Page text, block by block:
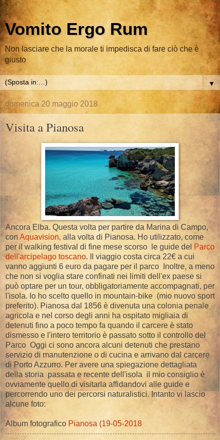
Vomito Ergo Rum
Non lasciare che la morale ti impedisca di fare ciò che è
giusto
▼
domenica 20 maggio 2018
Visita a Pianosa
Ancora Elba. Questa volta per partire da Marina di Campo,
con Aquavision, alla volta di Pianosa. Ho utilizzato, come
per il walking festival di fine mese scorso le guide del Parco
dell'arcipelago toscano. Il viaggio costa circa 22€ a cui
vanno aggiunti 6 euro da pagare per il parco Inoltre, a meno
che non si voglia stare confinati nei limiti dell'ex paese si
può optare per un tour, obbligatoriamente accompagnati, per
l'isola. Io ho scelto quello in mountain-bike (mio nuovo sport
preferito). Pianosa dal 1856 è divenuta una colonia penale
agricola e nel corso degli anni ha ospitato migliaia di
detenuti fino a poco tempo fa quando il carcere è stato
dismesso e l'intero territorio è passato sotto il controllo del
Parco Oggi ci sono ancora alcuni detenuti che prestano
servizio di manutenzione o di cucina e arrivano dal carcere
di Porto Azzurro. Per avere una spiegazione dettagliata
della storia passata e recente dell'isola il mio consiglio è
ovviamente quello di visitarla affidandovi alle guide e
percorrendo uno dei percorsi naturalistici. Intanto vi lascio
alcune foto:
Album fotografico Pianosa (19-05-2018